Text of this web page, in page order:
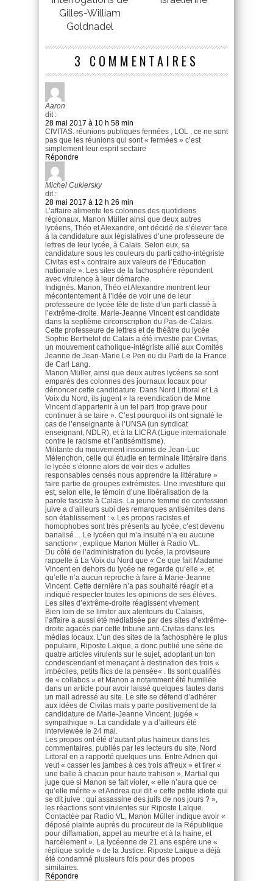
Gilles-William
Goldnadel
3 COMMENTAIRES
Aaron
dit :
28 mai 2017 à 10 h 58 min
CIVITAS. réunions publiques fermées , LOL , ce ne sont
pas que les réunions qui sont « fermées » c’est
simplement leur esprit sectaire
Répondre
Michel Cukiersky
dit :
28 mai 2017 à 12 h 26 min
L’affaire alimente les colonnes des quotidiens
régionaux. Manon Müller ainsi que deux autres
lycéens, Théo et Alexandre, ont décidé de s’élever face
à la candidature aux législatives d’une professeure de
lettres de leur lycée, à Calais. Selon eux, sa
candidature sous les couleurs du parti catho-intégriste
Civitas est « contraire aux valeurs de l’Éducation
nationale ». Les sites de la fachosphère répondent
avec virulence à leur démarche.
Indignés. Manon, Théo et Alexandre montrent leur
mécontentement à l’idée de voir une de leur
professeure de lycée tête de liste d’un parti classé à
l’extrême-droite. Marie-Jeanne Vincent est candidate
dans la septième circonscription du Pas-de-Calais.
Cette professeure de lettres et de théâtre du lycée
Sophie Berthelot de Calais a été investie par Civitas,
un mouvement catholique-intégriste allié aux Comités
Jeanne de Jean-Marie Le Pen ou du Parti de la France
de Carl Lang.
Manon Müller, ainsi que deux autres lycéens se sont
emparés des colonnes des journaux locaux pour
dénoncer cette candidature. Dans Nord Littoral et La
Voix du Nord, ils jugent « la revendication de Mme
Vincent d’appartenir à un tel parti trop grave pour
continuer à se taire ». C’est pourquoi ils ont signalé le
cas de l’enseignante à l’UNSA (un syndicat
enseignant, NDLR), et à la LICRA (Ligue internationale
contre le racisme et l’antisémitisme).
Militante du mouvement insoumis de Jean-Luc
Mélenchon, celle qui étudie en terminale littéraire dans
le lycée s’étonne alors de voir des « adultes
responsables censés nous apprendre la littérature »
faire partie de groupes extrémistes. Une investiture qui
est, selon elle, le témoin d’une libéralisation de la
parole fasciste à Calais. La jeune femme de confession
juive a d’ailleurs subi des remarques antisémites dans
son établissement : « Les propos racistes et
homophobes sont très présents au lycée, c’est devenu
banalisé… Le lycéen qui m’a insulté n’a eu aucune
sanction« , explique Manon Müller à Radio VL.
Du côté de l’administration du lycée, la proviseure
rappelle à La Voix du Nord que « Ce que fait Madame
Vincent en dehors du lycée ne regarde qu’elle », et
qu’elle n’a aucun reproche à faire à Marie-Jeanne
Vincent. Cette dernière n’a pas souhaité réagir et a
indiqué respecter toutes les opinions de ses élèves.
Les sites d’extrême-droite réagissent vivement
Bien loin de se limiter aux alentours du Calaisis,
l’affaire a aussi été médiatisée par des sites d’extrême-
droite agacés par cette tribune anti-Civitas dans les
médias locaux. L’un des sites de la fachosphère le plus
populaire, Riposte Laïque, a donc publié une série de
quatre articles virulents sur le sujet, adoptant un ton
condescendant et menaçant à destination des trois «
imbéciles, petits flics de la pensée« . Ils sont qualifiés
de « collabos » et Manon a notamment été humiliée
dans un article pour avoir laissé quelques fautes dans
un mail adressé au site. Le site se défend d’adhérer
aux idées de Civitas mais y parle positivement de la
candidature de Marie-Jeanne Vincent, jugée «
sympathique ». La candidate y a d’ailleurs été
interviewée le 24 mai.
Les propos ont été d’autant plus haineux dans les
commentaires, publiés par les lecteurs du site. Nord
Littoral en a rapporté quelques uns. Entre Adrien qui
veut « casser les jambes à ces trois affreux » et tirer «
une balle à chacun pour haute trahison », Martial qui
juge que si Manon se fait violer, « elle n’aura que ce
qu’elle mérite » et Andrea qui dit « cette petite idiote qui
se dit juive : qui assassine des juifs de nos jours ? »,
les réactions sont virulentes sur Riposte Laïque.
Contactée par Radio VL, Manon Müller indique avoir «
déposé plainte auprès du procureur de la République
pour diffamation, appel au meurtre et à la haine, et
harcèlement ». La lycéenne de 21 ans espère une «
réplique solide » de la Justice. Riposte Laïque a déjà
été condamné plusieurs fois pour des propos
similaires.
Répondre